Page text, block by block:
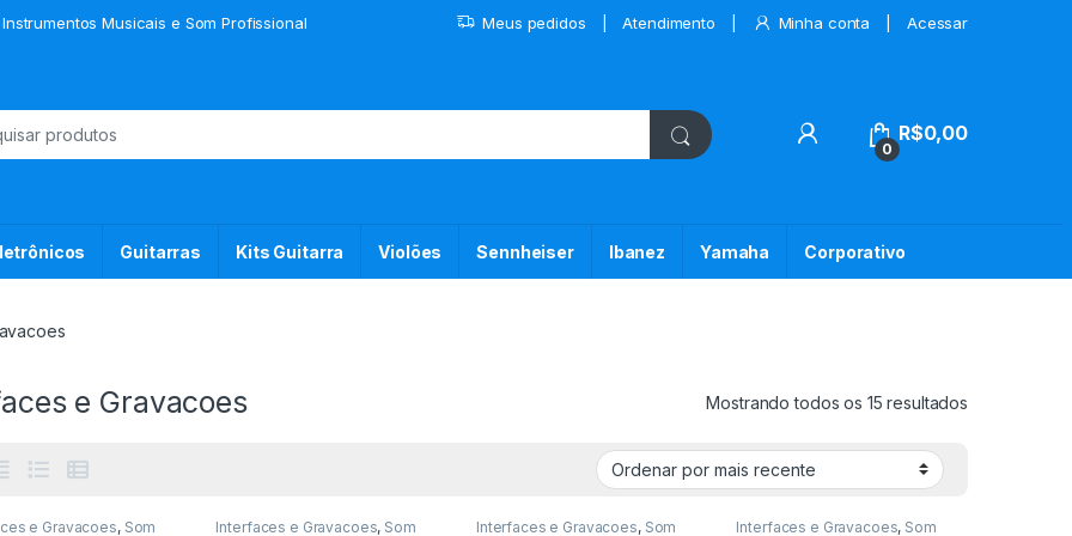
Musicais e Som Profissional Meus pedidos Atendimento Minha conta Acessar
My Account
0
R$0,00
Guitarras Kits Guitarra Violões Sennheiser Ibanez Yamaha Corporativo
e Gravacoes Mostrando todos os 15 resultados
e Gravacoes, Som
Interfaces e Gravacoes, Som
Interfaces e Gravacoes, Som
Interfaces e Gravacoes, Som